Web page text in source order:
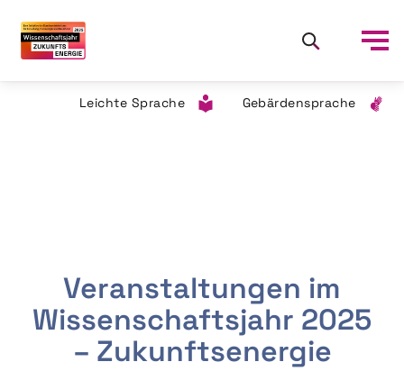
Leichte Sprache Gebärdensprache
Veranstaltungen im
Wissenschaftsjahr 2025
– Zukunftsenergie